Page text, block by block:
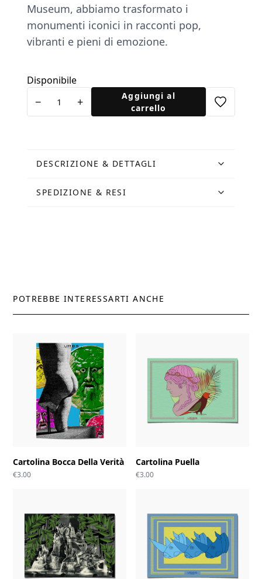
Museum, abbiamo trasformato i
monumenti iconici in racconti pop,
vibranti e pieni di emozione.
Disponibile
− +
Aggiungi al
carrello
DESCRIZIONE & DETTAGLI
SPEDIZIONE & RESI
POTREBBE INTERESSARTI ANCHE
Cartolina Bocca Della Verità
€3.00
Cartolina Puella
€3.00